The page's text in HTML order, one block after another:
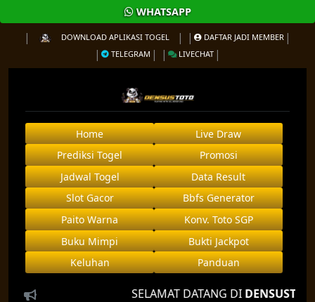
DOWNLOAD APLIKASI TOGEL
DAFTAR JADI MEMBER
TELEGRAM
LIVECHAT
WHATSAPP
Home
Live Draw
Prediksi Togel
Promosi
Jadwal Togel
Data Result
Slot Gacor
Bbfs Generator
Paito Warna
Konv. Toto SGP
Buku Mimpi
Bukti Jackpot
Keluhan
Panduan
SELAMAT DATANG DIDENSUSTOTO